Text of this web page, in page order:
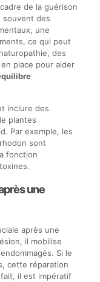
de la guérison
souvent des
une
ce qui peut
des
place pour aider
inclure des
plantes
Par exemple, les
sont
fonction
une
après une
il mobilise
Si le
cette réparation
il est impératif